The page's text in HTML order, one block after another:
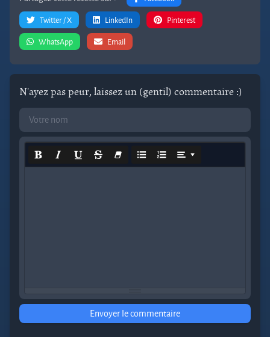
Twitter / X
LinkedIn
Pinterest
WhatsApp
Email
N'ayez pas peur, laissez un (gentil) commentaire :)
Envoyer le commentaire